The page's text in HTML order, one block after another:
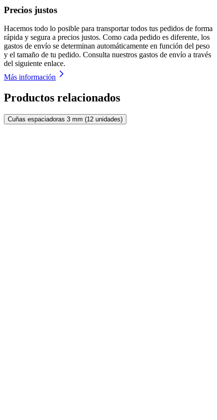
Precios justos
Hacemos todo lo posible para transportar todos tus pedidos de forma
rápida y segura a precios justos. Como cada pedido es diferente, los
gastos de envío se determinan automáticamente en función del peso
y el tamaño de tu pedido. Consulta nuestros gastos de envío a través
del siguiente enlace.
Más información
Productos relacionados
Cuñas espaciadoras 3 mm (12 unidades)